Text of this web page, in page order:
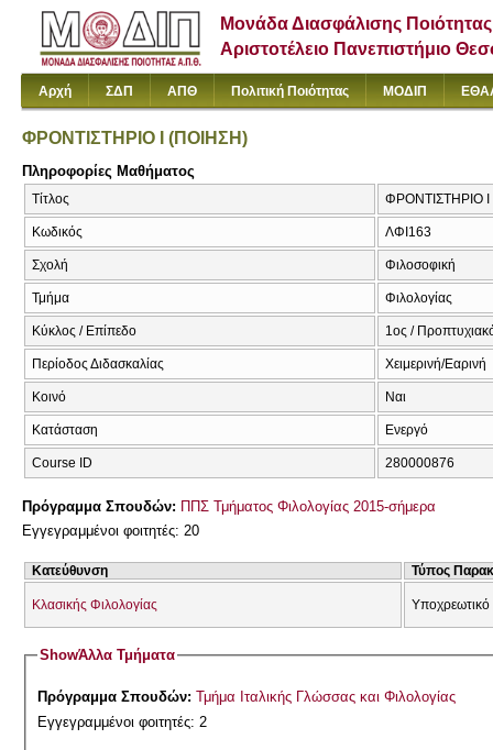
Μονάδα Διασφάλισης Ποιότητας
Αριστοτέλειο Πανεπιστήμιο
Αρχή ΣΔΠ ΑΠΘ Πολιτική Ποιότητας ΜΟΔΙΠ
ΦΡΟΝΤΙΣΤΗΡΙΟ Ι (ΠΟΙΗΣΗ)
Πληροφορίες Μαθήματος
Τίτλος ΦΡΟΝΤΙΣΤΗΡΙΟ Ι
Κωδικός ΛΦΙ163
Σχολή Φιλοσοφική
Τμήμα Φιλολογίας
Κύκλος / Επίπεδο 1ος /
Περίοδος Διδασκαλίας Χειμερινή/Εαρινή
Κοινό Ναι
Κατάσταση Ενεργό
Course ID 280000876
Πρόγραμμα Σπουδών: ΠΠΣ Τμήματος Φιλολογίας 2015-σήμερα
Εγγεγραμμένοι φοιτητές: 20
Κατεύθυνση Τύπος
Κλασικής Φιλολογίας
ShowΆλλα Τμήματα
Πρόγραμμα Σπουδών:Τμήμα Ιταλικής Γλώσσας και Φιλολογίας
Εγγεγραμμένοι φοιτητές: 2